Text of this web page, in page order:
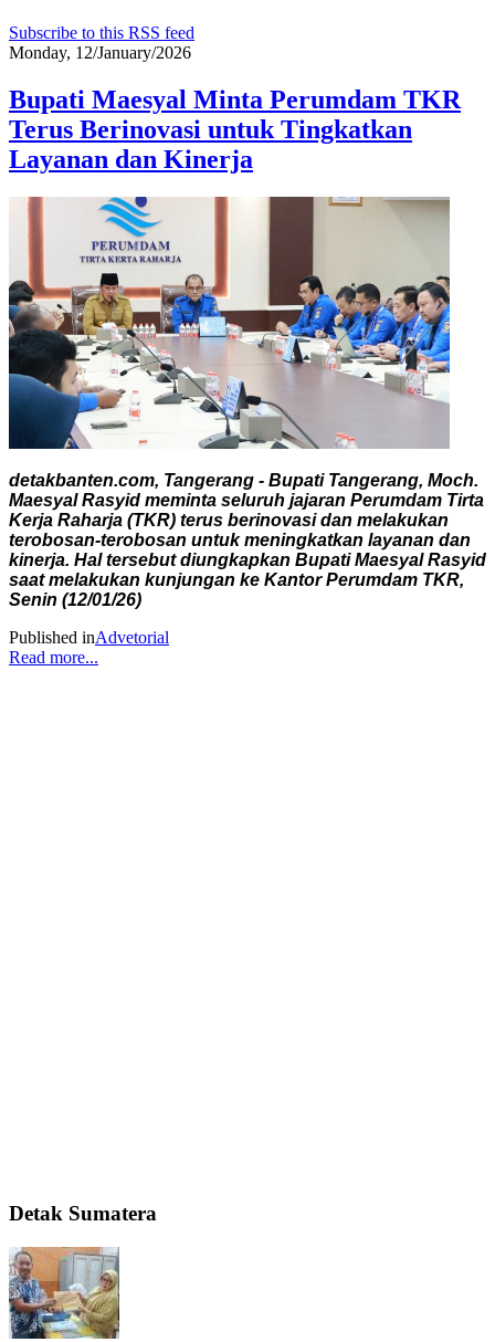
Subscribe to this RSS feed
Monday, 12/January/2026
Bupati Maesyal Minta Perumdam TKR
Terus Berinovasi untuk Tingkatkan
Layanan dan Kinerja
detakbanten.com, Tangerang - Bupati Tangerang, Moch.
Maesyal Rasyid meminta seluruh jajaran Perumdam Tirta
Kerja Raharja (TKR) terus berinovasi dan melakukan
terobosan-terobosan untuk meningkatkan layanan dan
kinerja. Hal tersebut diungkapkan Bupati Maesyal Rasyid
saat melakukan kunjungan ke Kantor Perumdam TKR,
Senin (12/01/26)
Published inAdvetorial
Read more...
Detak Sumatera